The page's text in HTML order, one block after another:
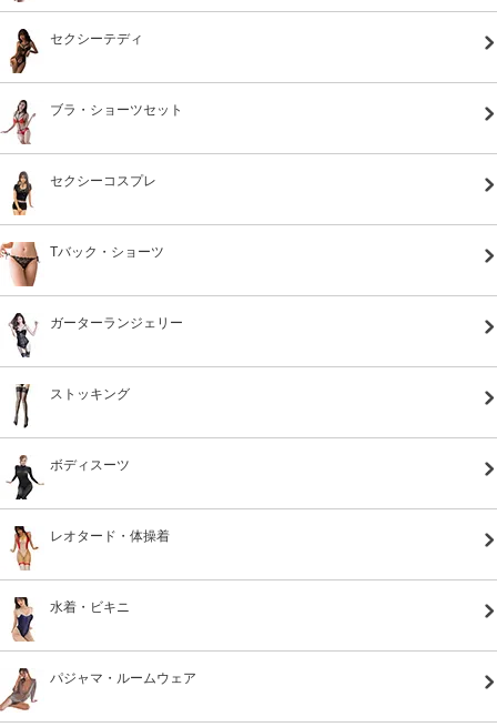
セクシーテディ
ブラ・ショーツセット
セクシーコスプレ
Tバック・ショーツ
ガーターランジェリー
ストッキング
ボディスーツ
レオタード・体操着
水着・ビキニ
パジャマ・ルームウェア